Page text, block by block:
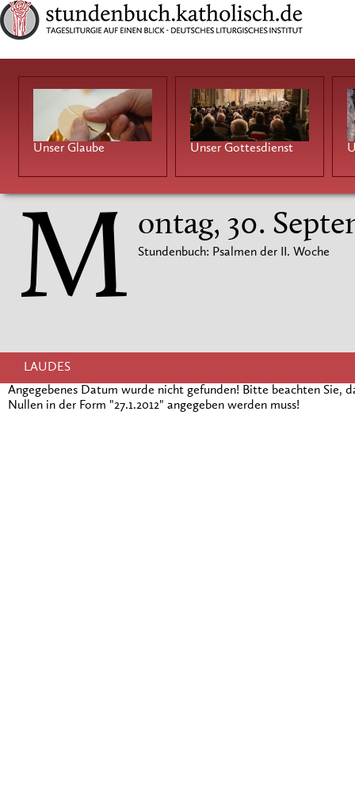
Unser Glaube Unser Gottesdienst
M ontag, 30.
Stundenbuch: Psalmen der II. Woche
LAUDES
Angegebenes Datum wurde nicht gefunden! Bitte beachten Sie,
Nullen in der Form "27.1.2012" angegeben werden muss!